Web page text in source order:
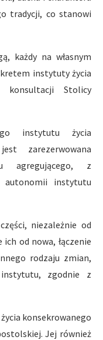
tradycji, co stanowi
każdy na własnym
instytuty życia
konsultacji Stolicy
instytutu życia
zarezerwowana
agregującego, z
autonomii instytutu
niezależnie od
od nowa, łączenie
rodzaju zmian,
zgodnie z
konsekrowanego
Jej również